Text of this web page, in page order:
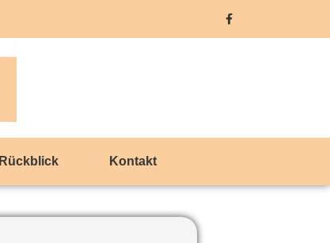
Rückblick Kontakt